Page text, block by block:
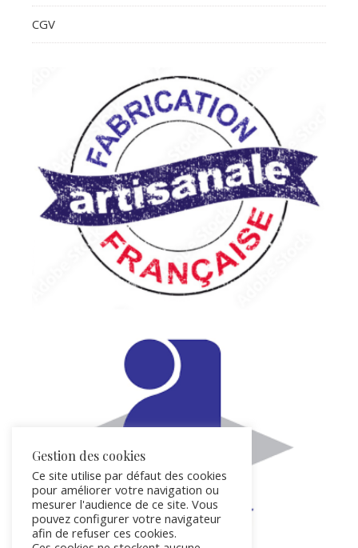
CGV
Gestion des cookies
Ce site utilise par défaut des cookies
pour améliorer votre navigation ou
mesurer l'audience de ce site. Vous
pouvez configurer votre navigateur
afin de refuser ces cookies.